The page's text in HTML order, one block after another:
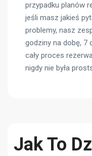
przypadku planów
jeśli masz jakieś
problemy, nasz
godziny na dobę, 7
cały proces
nigdy nie była
Jak To